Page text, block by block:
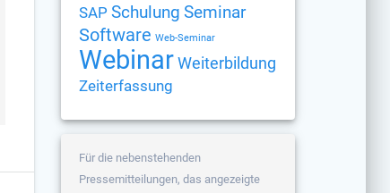
SAP Schulung Seminar
Software Web-Seminar
Webinar Weiterbildung
Zeiterfassung
Für die nebenstehenden
Pressemitteilungen, das angezeigte